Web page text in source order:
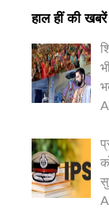
हाल हीं की खबरें